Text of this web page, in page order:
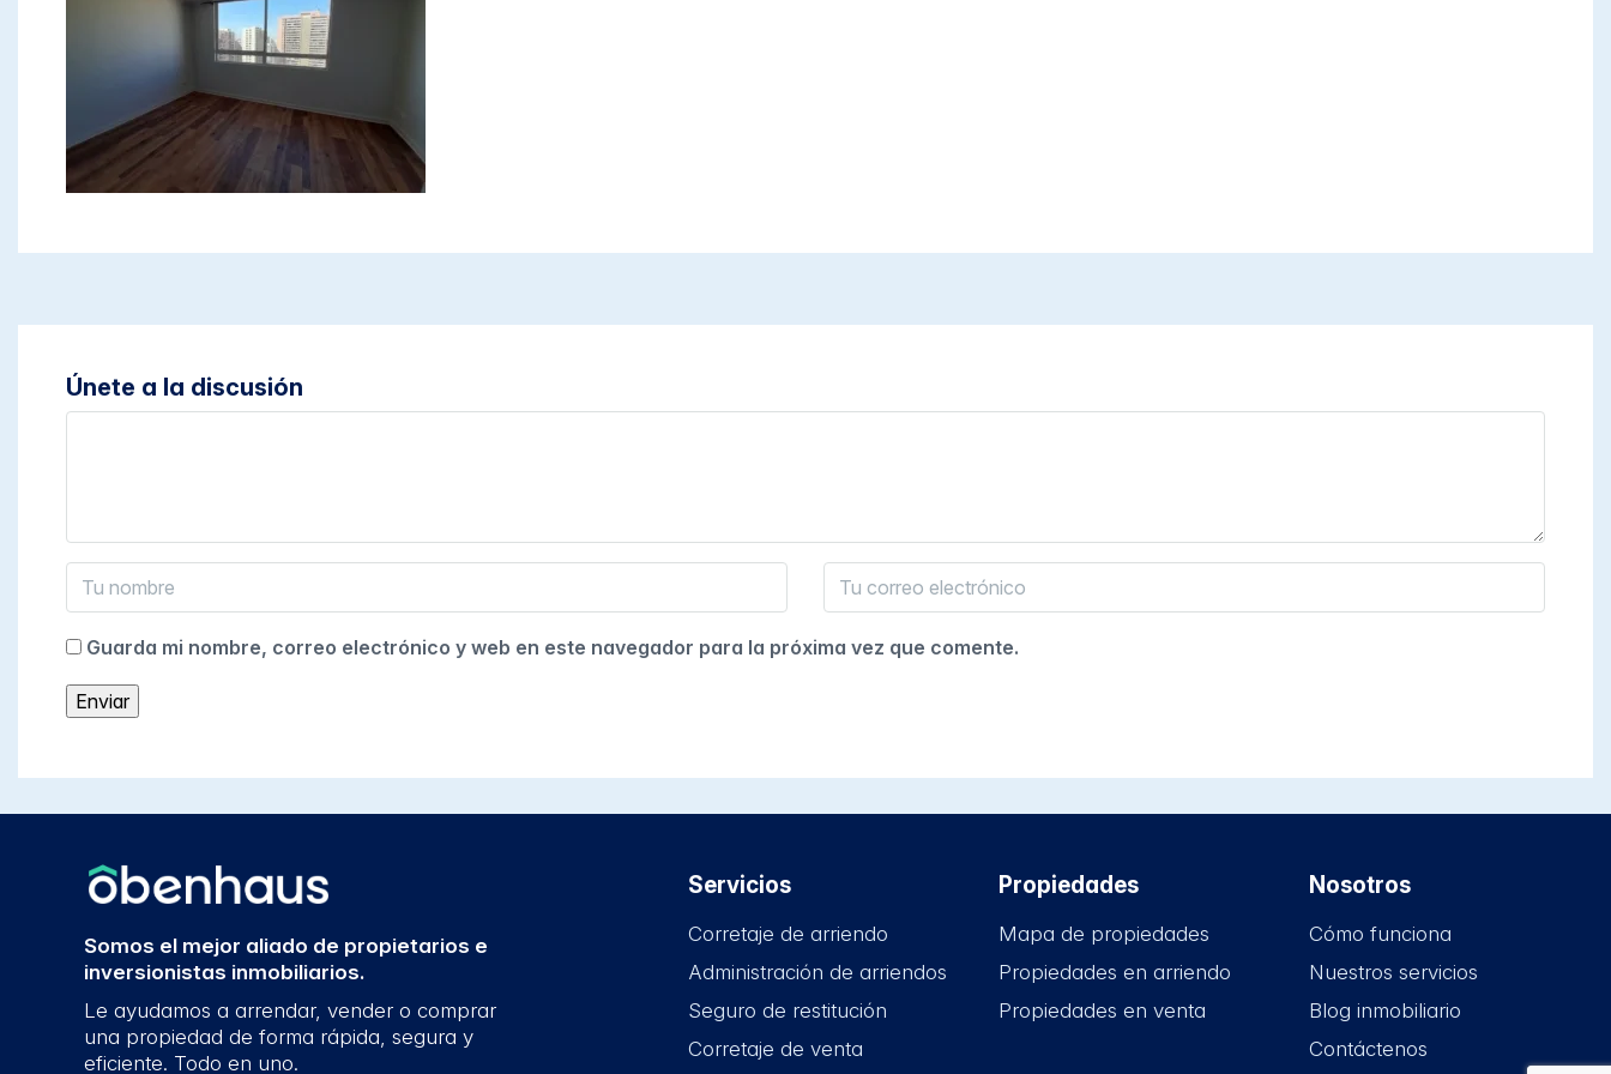
Únete a la discusión
Guarda mi nombre, correo electrónico y web en este navegador para la próxima vez que comente.
Somos el mejor aliado de propietarios e
inversionistas inmobiliarios.
Le ayudamos a arrendar, vender o comprar
una propiedad de forma rápida, segura y
eficiente. Todo en uno.
Servicios
Corretaje de arriendo
Administración de arriendos
Seguro de restitución
Corretaje de venta
Propiedades
Mapa de propiedades
Propiedades en arriendo
Propiedades en venta
Nosotros
Cómo funciona
Nuestros servicios
Blog inmobiliario
Contáctenos